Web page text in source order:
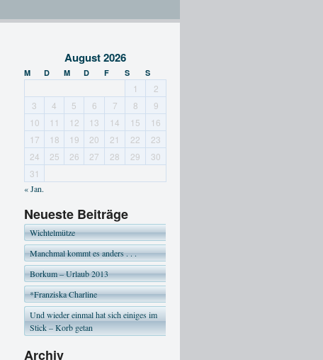
August 2026
M D M D F S S
1
2
3
4 5 6 7 8
9
10
11 12 13 14 15
16
17
18 19 20 21 22
23
24
25 26 27 28 29
30
31
« Jan.
Neueste Beiträge
Wichtelmütze
Manchmal kommt es anders . . .
Borkum – Urlaub 2013
*Franziska Charline
Und wieder einmal hat sich einiges im
Stick – Korb getan
Archiv